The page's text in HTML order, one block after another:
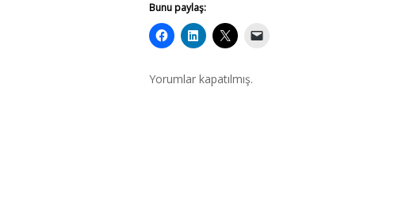
Bunu paylaş:
Yorumlar kapatılmış.